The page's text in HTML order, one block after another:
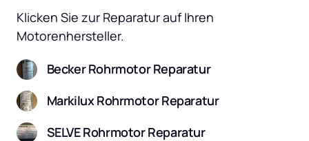
Klicken Sie zur Reparatur auf Ihren
Motorenhersteller.
Becker Rohrmotor Reparatur
Markilux Rohrmotor Reparatur
SELVE Rohrmotor Reparatur